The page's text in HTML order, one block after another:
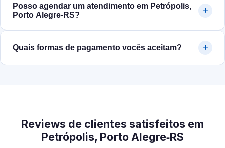
Posso agendar um atendimento em Petrópolis,
Porto Alegre‑RS?
Quais formas de pagamento vocês aceitam?
Reviews de clientes satisfeitos em
Petrópolis, Porto Alegre‑RS